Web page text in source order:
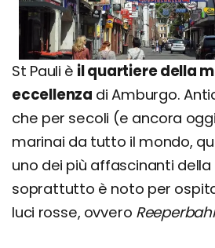
St Pauli è il quartiere della
eccellenza di Amburgo.
che per secoli (e ancora
marinai da tutto il mondo,
uno dei più affascinanti
soprattutto è noto per
luci rosse, ovvero